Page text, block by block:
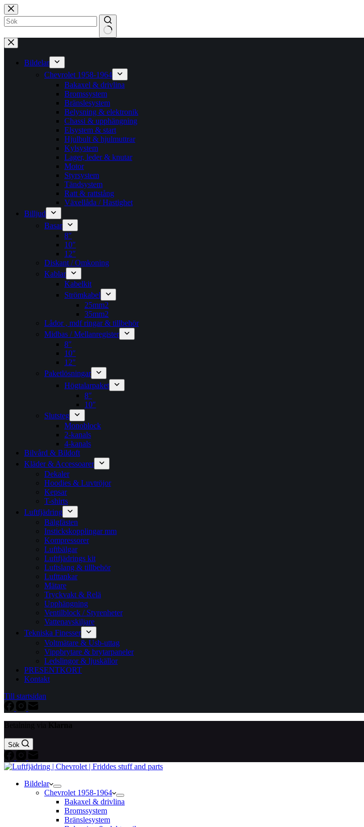
Hoppa
till
innehåll
Inga
resultat
Bildelar
Chevrolet 1958-1964
Bakaxel & drivlina
Bromssystem
Bränslesystem
Belysning & elektronik
Chassi & upphängning
Elsystem & start
Hjulbult & hjulmuttrar
Kylsystem
Lager, leder & knutar
Motor
Styrsystem
Tändsystem
Ratt & rattstång
Växellåda / Hastighet
Billjud
Basar
8″
10″
12″
Diskant / Omkoning​
Kablar
Kabelkit
Strömkabel
25mm2
35mm2
Lådor , mdf ringar & tillbehör
Midbas / Mellanregister
8″
10″
12″
Paketlösningar
Högtalarpaket
8″
10″
Slutsteg
Monoblock
2-kanals
4-kanals
Bilvård & Bildoft
Kläder & Accessoarer
Dekaler
Hoodies & Luvtröjor
Kepsar
T-shirts
Luftfjädring
Bälgfästen
Instickskopplingar mm
Kompressorer
Luftbälgar
Luftfjädrings kit
Luftslang & tillbehör
Lufttankar
Mätare
Tryckvakt & Relä
Upphängning
Ventilblock / Styrenheter
Vattenavskiljare
Tekniska Finesser
Voltmätare & Usb-uttag
Vippbrytare & brytarpaneler
Ledslingor & ljuskällor
PRESENTKORT
Kontakt
Till startsidan
Sök
Bildelar
Chevrolet 1958-1964
Bakaxel & drivlina
Bromssystem
Bränslesystem